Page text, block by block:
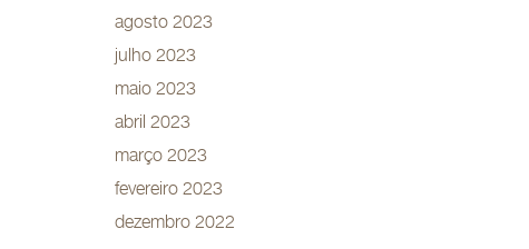
agosto 2023
julho 2023
maio 2023
abril 2023
março 2023
fevereiro 2023
dezembro 2022